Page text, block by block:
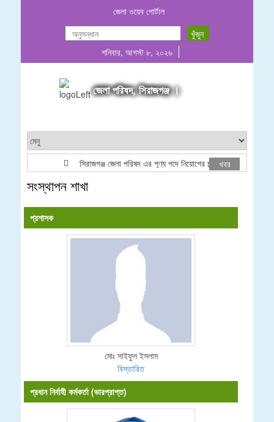
জেলা ওয়েব পোর্টাল
শনিবার, আগস্ট ৮, ২০২৬
জেলা পরিষদ, সিরাজগঞ্জ ।
সিরাজগঞ্জ জেলা পরিষদ এর শূণ্য পদে নিয়োগের চূড়ান্ত ফলাফল
খবর
সংস্থাপন শাখা
প্রশাসক
মোঃ সাইফুল ইসলাম
বিস্তারিত
প্রধান নির্বাহী কর্মকর্তা (ভারপ্রাপ্ত)